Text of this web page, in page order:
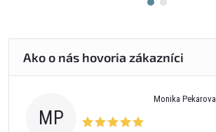
MP
Monika Pekarova